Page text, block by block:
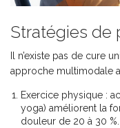
Stratégies de
Il n’existe pas de cure
approche multimodale
Exercice physique :
yoga) améliorent la
douleur de 20 à 30 %.